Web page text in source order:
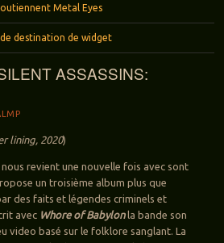
Metal Eyes
destination de widget
ASSASSINS:
lining, 2020)
revient une nouvelle fois avec sont
un troisième album plus que
des faits et légendes criminels et
avec Whore of Babylonla bande son
video basé sur le folklore sanglant. La